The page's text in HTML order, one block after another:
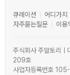
큐레이션 어디가지
자주묻는질문
이용
주식회사 주말토리
209호
사업자등록번호